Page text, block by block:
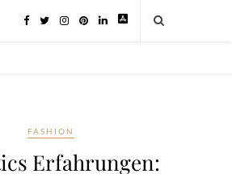
FASHION
Erfahrungen: